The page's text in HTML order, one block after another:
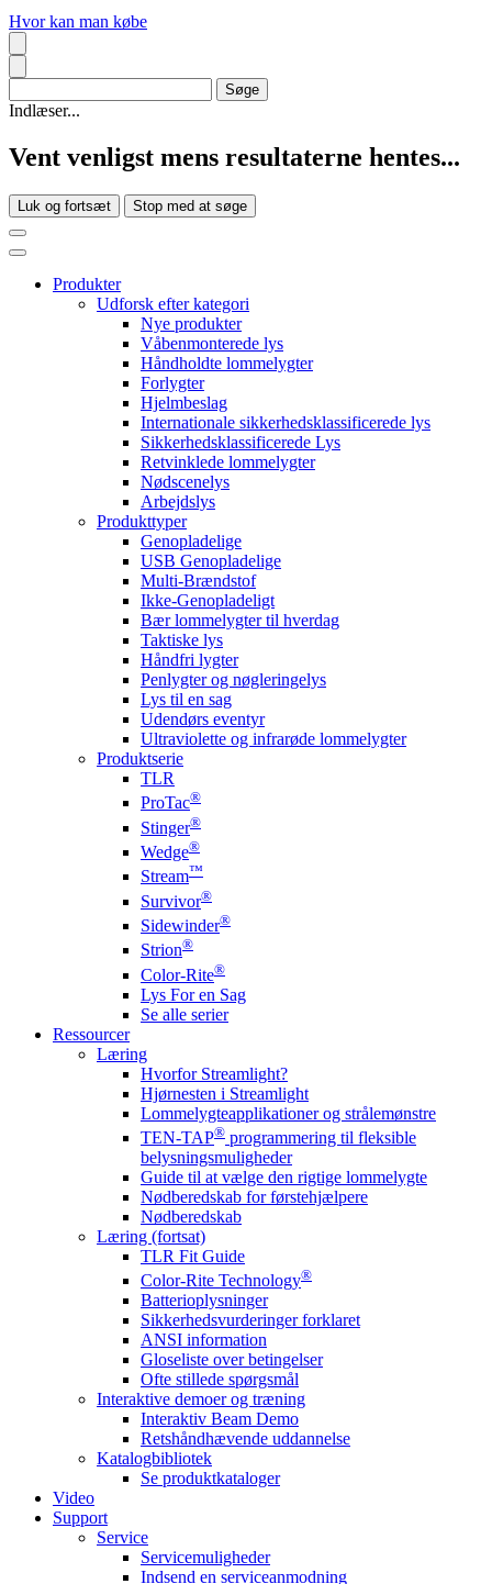
Hvor kan man købe
Indlæser...
Vent venligst mens resultaterne hentes...
Luk og fortsæt Stop med at søge
Produkter
Udforsk efter kategori
Nye produkter
Våbenmonterede lys
Håndholdte lommelygter
Forlygter
Hjelmbeslag
Internationale sikkerhedsklassificerede lys
Sikkerhedsklassificerede Lys
Retvinklede lommelygter
Nødscenelys
Arbejdslys
Produkttyper
Genopladelige
USB Genopladelige
Multi-Brændstof
Ikke-Genopladeligt
Bær lommelygter til hverdag
Taktiske lys
Håndfri lygter
Penlygter og nøgleringelys
Lys til en sag
Udendørs eventyr
Ultraviolette og infrarøde lommelygter
Produktserie
TLR
ProTac®
Stinger®
Wedge®
Stream™
Survivor®
Sidewinder®
Strion®
Color-Rite®
Lys For en Sag
Se alle serier
Ressourcer
Læring
Hvorfor Streamlight?
Hjørnesten i Streamlight
Lommelygteapplikationer og strålemønstre
TEN-TAP® programmering til fleksible
belysningsmuligheder
Guide til at vælge den rigtige lommelygte
Nødberedskab for førstehjælpere
Nødberedskab
Læring (fortsat)
TLR Fit Guide
Color-Rite Technology®
Batterioplysninger
Sikkerhedsvurderinger forklaret
ANSI information
Gloseliste over betingelser
Ofte stillede spørgsmål
Interaktive demoer og træning
Interaktiv Beam Demo
Retshåndhævende uddannelse
Katalogbibliotek
Se produktkataloger
Video
Support
Service
Servicemuligheder
Indsend en serviceanmodning